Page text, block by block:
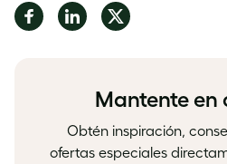
Share Share Share
Mantente en
Obtén inspiración,
ofertas especiales